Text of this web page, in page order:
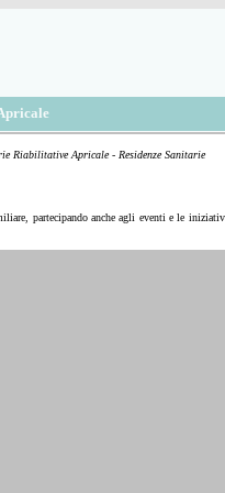
Riabilitative Apricale - Residenze Sanitarie
partecipando anche agli eventi e le